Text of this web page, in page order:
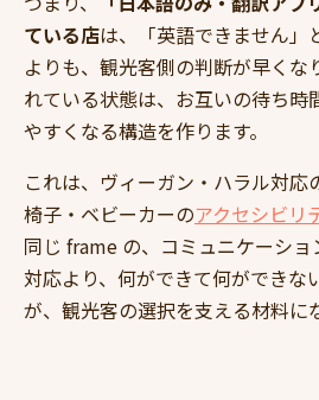
ている店は、「英語できません」
よりも、観光客側の判断が早くな
れている状態は、お互いの待ち時
やすくなる構造を作ります。
これは、ヴィーガン・ハラル対応
椅子・ベビーカーのアクセシビリ
同じ frame の、コミュニケーショ
対応より、何ができて何ができな
が、観光客の選択を支える材料に